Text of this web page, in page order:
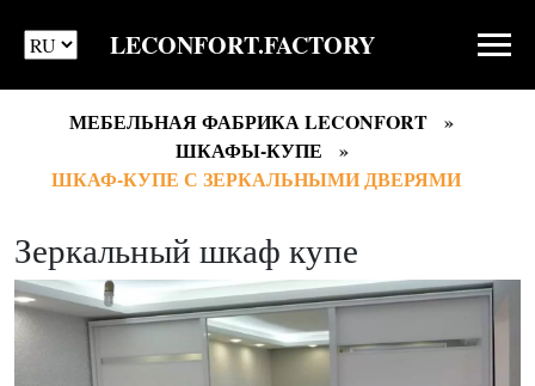
LECONFORT.FACTORY
МЕБЕЛЬНАЯ ФАБРИКА LECONFORT
ШКАФЫ-КУПЕ
ШКАФ-КУПЕ С ЗЕРКАЛЬНЫМИ ДВЕРЯМИ
Зеркальный шкаф купе